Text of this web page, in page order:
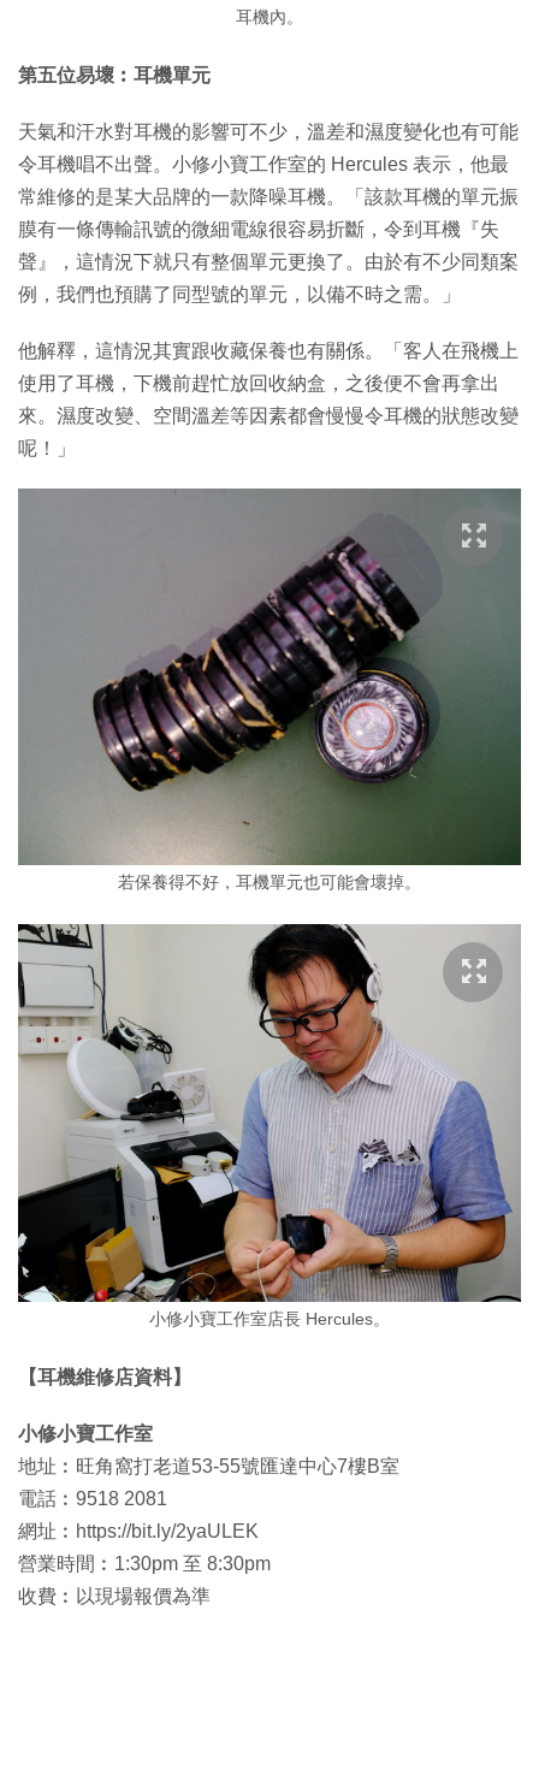
耳機內。
第五位易壞︰耳機單元
天氣和汗水對耳機的影響可不少，溫差和濕度變化也有可能
令耳機唱不出聲。小修小寶工作室的 Hercules 表示，他最
常維修的是某大品牌的一款降噪耳機。「該款耳機的單元振
膜有一條傳輸訊號的微細電線很容易折斷，令到耳機『失
聲』，這情況下就只有整個單元更換了。由於有不少同類案
例，我們也預購了同型號的單元，以備不時之需。」
他解釋，這情況其實跟收藏保養也有關係。「客人在飛機上
使用了耳機，下機前趕忙放回收納盒，之後便不會再拿出
來。濕度改變、空間溫差等因素都會慢慢令耳機的狀態改變
呢！」
若保養得不好，耳機單元也可能會壞掉。
小修小寶工作室店長 Hercules。
【耳機維修店資料】
小修小寶工作室
地址︰旺角窩打老道53-55號匯達中心7樓B室
電話︰9518 2081
網址︰https://bit.ly/2yaULEK
營業時間︰1:30pm 至 8:30pm
收費︰以現場報價為準